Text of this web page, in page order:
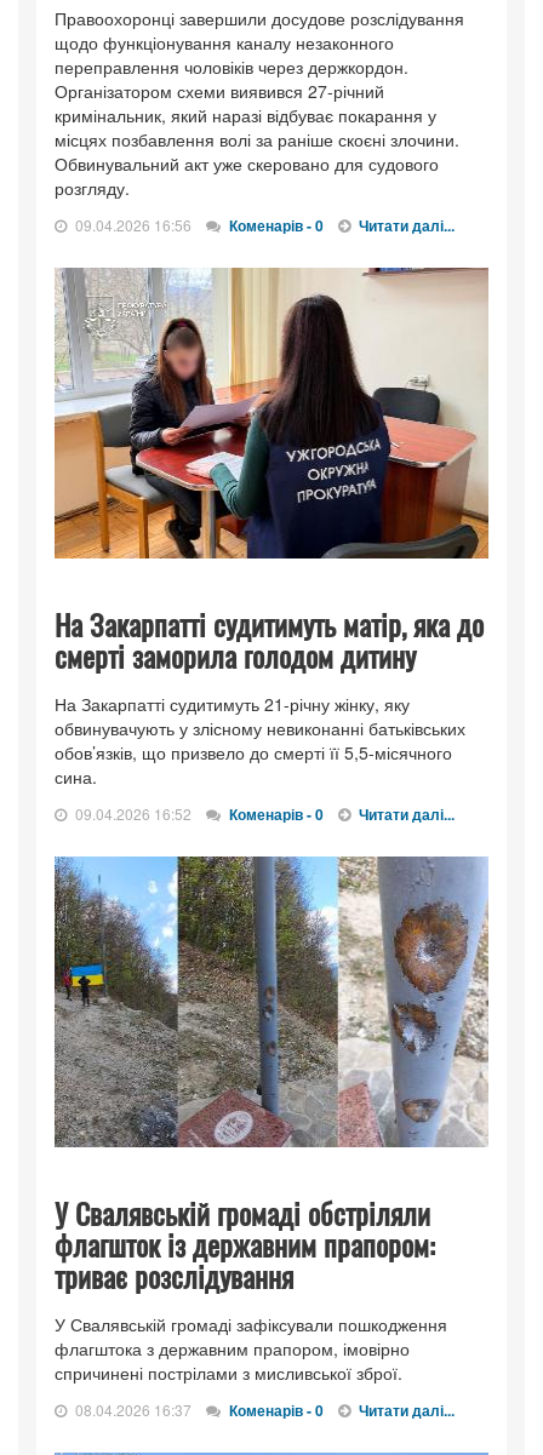
Правоохоронці завершили досудове розслідування
щодо функціонування каналу незаконного
переправлення чоловіків через держкордон.
Організатором схеми виявився 27-річний
кримінальник, який наразі відбуває покарання у
місцях позбавлення волі за раніше скоєні злочини.
Обвинувальний акт уже скеровано для судового
розгляду.
09.04.2026 16:56 Коменарів - 0 Читати далі...
На Закарпатті судитимуть матір, яка до
смерті заморила голодом дитину
На Закарпатті судитимуть 21-річну жінку, яку
обвинувачують у злісному невиконанні батьківських
обов’язків, що призвело до смерті її 5,5-місячного
сина.
09.04.2026 16:52 Коменарів - 0 Читати далі...
У Свалявській громаді обстріляли
флагшток із державним прапором:
триває розслідування
У Свалявській громаді зафіксували пошкодження
флагштока з державним прапором, імовірно
спричинені пострілами з мисливської зброї.
08.04.2026 16:37 Коменарів - 0 Читати далі...